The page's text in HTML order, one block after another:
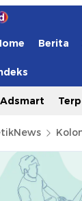
Berita
Adsmart